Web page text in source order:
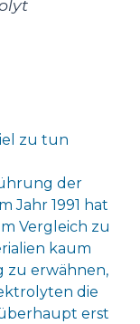
zu tun
der
Jahr 1991 hat
Vergleich zu
kaum
zu erwähnen,
die
erst